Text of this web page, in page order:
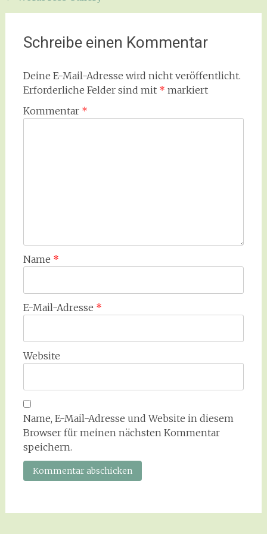
Schreibe einen Kommentar
Deine E-Mail-Adresse wird nicht veröffentlicht.
Erforderliche Felder sind mit * markiert
Kommentar *
Name *
E-Mail-Adresse *
Website
Name, E-Mail-Adresse und Website in diesem
Browser für meinen nächsten Kommentar
speichern.